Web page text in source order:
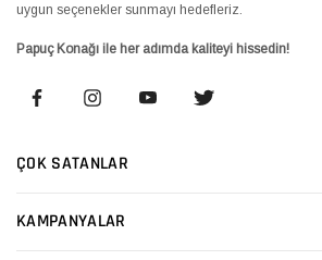
uygun seçenekler sunmayı hedefleriz.
Papuç Konağı ile her adımda kaliteyi hissedin!
ÇOK SATANLAR
KAMPANYALAR